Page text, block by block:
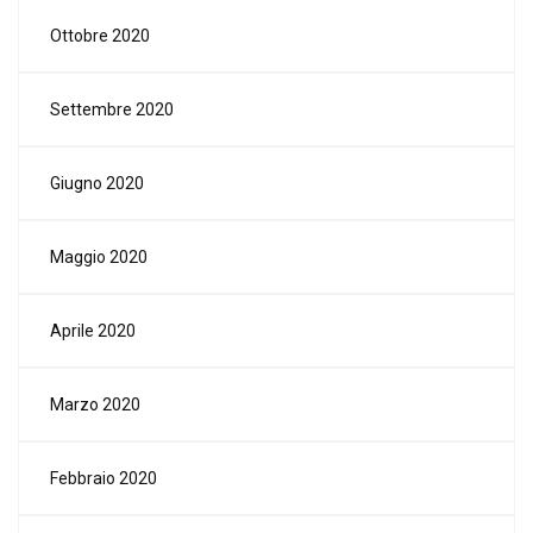
Ottobre 2020
Settembre 2020
Giugno 2020
Maggio 2020
Aprile 2020
Marzo 2020
Febbraio 2020